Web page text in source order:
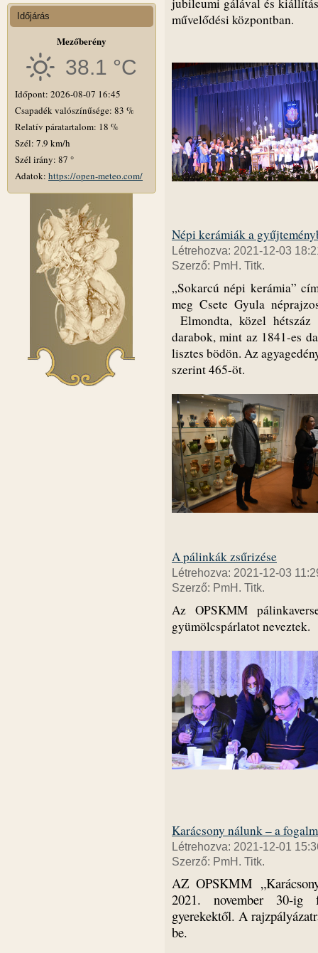
Időjárás
Mezőberény
38.1 °C
Időpont: 2026-08-07 16:45
Csapadék valószínűsége: 83 %
Relatív páratartalom: 18 %
Szél: 7.9 km/h
Szél irány: 87 °
Adatok: https://open-meteo.com/
művelődési központban.
Népi kerámiák a
Létrehozva: 2021-12-03
Szerző: PmH. Titk.
„Sokarcú népi kerámia”
meg Csete Gyula
Elmondta, közel
darabok, mint az 1841-es
lisztes bödön. Az
szerint 465-öt.
A pálinkák zsűrizése
Létrehozva: 2021-12-03
Szerző: PmH. Titk.
Az OPSKMM
gyümölcspárlatot neveztek.
Karácsony nálunk – a
Létrehozva: 2021-12-01
Szerző: PmH. Titk.
AZ OPSKMM
2021. november 30-ig
gyerekektől. A
be.